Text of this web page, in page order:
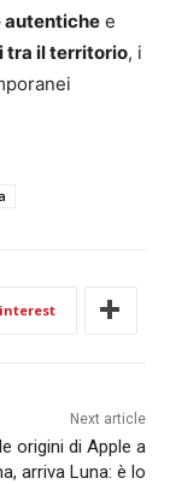
autentiche e
tra il territorio, i
Next article
origini di Apple a
arriva Luna: è lo